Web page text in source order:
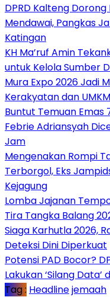
DPRD Kalteng
Mendawai, Pangkas
Katingan
KH Ma’ruf Amin
untuk Kelola Sumber
Mura Expo 2026 Jadi
Kerakyatan dan UMKM
Buntut Temuan Emas
Febrie Adriansyah
Jam
Mengenakan Rompi
Terborgol, Eks
Kejagung
Lomba Jajanan
Tira Tangka Balang
Siaga Karhutla 2026,
Deteksi Dini Diperkuat
Potensi PAD Bocor?
Lakukan ‘Silang Data’
Tag : Headlinejemaah